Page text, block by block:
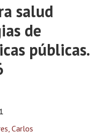
salud
de
públicas.
Carlos